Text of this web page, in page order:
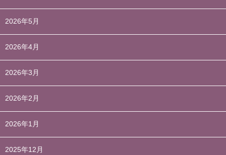
2026年5月
2026年4月
2026年3月
2026年2月
2026年1月
2025年12月